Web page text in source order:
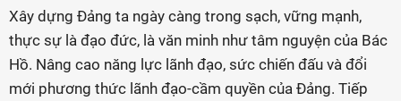
Xây dựng Đảng ta ngày càng trong sạch, vững mạnh,
thực sự là đạo đức, là văn minh như tâm nguyện của Bác
Hồ. Nâng cao năng lực lãnh đạo, sức chiến đấu và đổi
mới phương thức lãnh đạo-cầm quyền của Đảng. Tiếp